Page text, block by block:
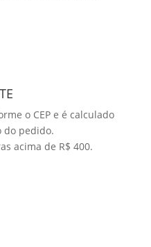
o CEP e é calculado
do pedido.
acima de R$ 400.